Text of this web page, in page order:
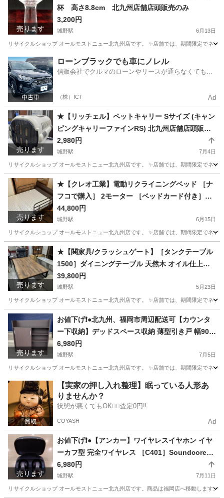
売ります
杯 高さ8.8cm 北九州店舗店頭販売のみ
3,200円
城野駅 6月13日
リサイクルショップ オールモストニュー北九州店です。 ✨️店舗では、期間限定でネ
福岡 北九州市 城野駅 食器 商品
ローンブラックでも車にノレル
信販会社でクルマのローンやリースが通らなくてもク
（株）ICT Ad
売ります
★【リッチェル】ペットキャリー Sサイズ (キャン
ピングキャリーファインRS) 北九州店舗店頭販売
のみ
2,980円
城野駅 7月4日
リサイクルショップ オールモストニュー北九州店です。 ✨️店舗では、期間限定でネ
福岡 北九州市 城野駅 その他 商品
売ります
★【クレオ工業】電動リクライニングベッド ［ナ
フコで購入］ 2モーター ［ベッドカード付き］
［AP2-221M-H］【3ヶ月保証】💳配送時🌟代引き
可💳※現金、クレジット、スマホ決済対応※
44,800円
城野駅 6月15日
リサイクルショップ オールモストニュー北九州店です。 ✨️店舗では、期間限定でネ
福岡 北九州市 城野駅 ベッド 商品
売ります
★【関家具/クラッシュゲート】［タンクテーブル
1500］ダイニングテーブル 天然木 オイル仕上げ
【99,000円で購入】【配達に設置込み】💳配送時
🌟代引き可💳※現金、クレジット、スマホ決済対
応※
39,800円
城野駅 5月23日
リサイクルショップ オールモストニュー北九州店です。 ✨️店舗では、期間限定でネ
福岡 北九州市 城野駅 テーブル 商品
売ります
お値下げ❗️●北九州、福岡市周辺配送可【カウンタ
ー下収納】デッドスペース収納 薄型引き戸 幅90c
m 【配達に設置込み】💳自社配送時🌟代引き可💳
※現金、クレジット、スマホ決済対応※ 【配達は
要決済前問い合わせ】
6,980円
城野駅 7月5日
リサイクルショップ オールモストニュー北九州店です。 ✨️店舗では、期間限定でネ
福岡 北九州市 城野駅 収納家具 商品
【実家の押し入れ整理】眠っている人形あ
りませんか？
状態が悪くてもOK🙆‍♀️査定0円‼️
COYASH Ad
売ります
お値下げ❗️●【アンカー】ワイヤレスイヤホン イヤ
ーカフ型 完全ワイヤレス ［C401］Soundcore
【３ヶ月保証】北九州、福岡市限定
6,980円
城野駅 7月11日
リサイクルショップ オールモストニュー北九州店です。商品は福岡店へ移動します